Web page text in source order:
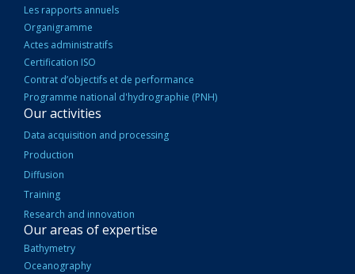
Les rapports annuels
Organigramme
Actes administratifs
Certification ISO
Contrat d’objectifs et de performance
Programme national d'hydrographie (PNH)
Our activities
Data acquisition and processing
Production
Diffusion
Training
Research and innovation
Our areas of expertise
Bathymetry
Oceanography